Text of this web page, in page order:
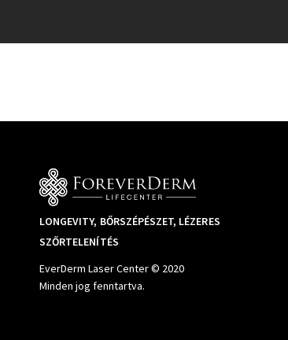
LONGEVITY, BŐRSZÉPÉSZET, LÉZERES
SZŐRTELENÍTÉS
EverDerm Laser Center © 2020
Minden jog fenntartva.